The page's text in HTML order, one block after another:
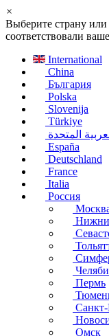
×
Выберите страну
соответствовали
International
China
България
Polska
Slovenija
Türkiye
المتحدة
España
Deutschland
France
Italia
Россия
Пермь
Санкт-
Омск